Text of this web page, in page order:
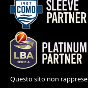
Questo sito non